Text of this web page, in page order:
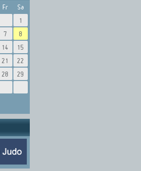
Fr
Sa
1
7
8
14
15
21
22
28
29